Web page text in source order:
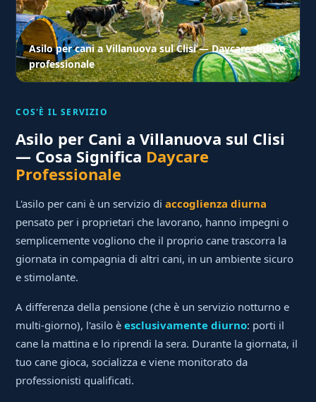
Asilo per cani a Villanuova sul Clisi — Daycare diurno
professionale
COS'È IL SERVIZIO
Asilo per Cani a Villanuova sul Clisi
— Cosa Significa Daycare
Professionale
L'asilo per cani è un servizio diaccoglienza diurna
pensato per i proprietari che lavorano, hanno impegni o
semplicemente vogliono che il proprio cane trascorra la
giornata in compagnia di altri cani, in un ambiente sicuro
e stimolante.
A differenza della pensione (che è un servizio notturno e
multi-giorno), l'asilo èesclusivamente diurno: porti il
cane la mattina e lo riprendi la sera. Durante la giornata, il
tuo cane gioca, socializza e viene monitorato da
professionisti qualificati.